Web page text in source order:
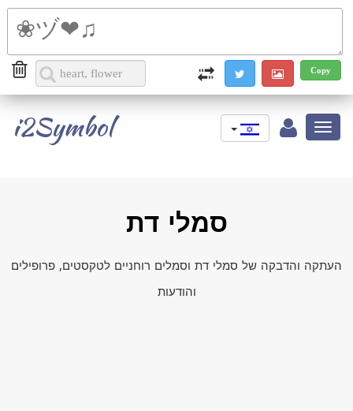
Toggle
navigation
i2Symbol
סמלי דת
העתקה והדבקה של סמלי דת וסמלים רוחניים לטקסטים, פרופילים
והודעות